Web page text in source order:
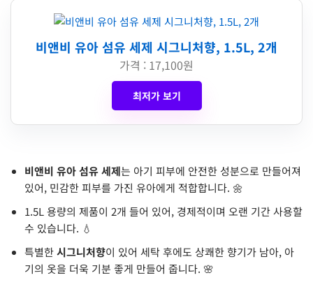
비앤비 유아 섬유 세제 시그니처향, 1.5L, 2개
가격 : 17,100원
최저가 보기
비앤비 유아 섬유 세제는 아기 피부에 안전한 성분으로 만들어져
있어, 민감한 피부를 가진 유아에게 적합합니다. 🌼
1.5L 용량의 제품이 2개 들어 있어, 경제적이며 오랜 기간 사용할
수 있습니다. 💧
특별한시그니처향이 있어 세탁 후에도 상쾌한 향기가 남아, 아
기의 옷을 더욱 기분 좋게 만들어 줍니다. 🌸